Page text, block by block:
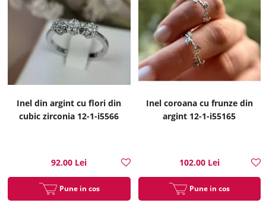
Inel din argint cu flori din
cubic zirconia 12-1-i5566
92.00 Lei
Pune in cos
Inel coroana cu frunze din
argint 12-1-i55165
102.00 Lei
Pune in cos